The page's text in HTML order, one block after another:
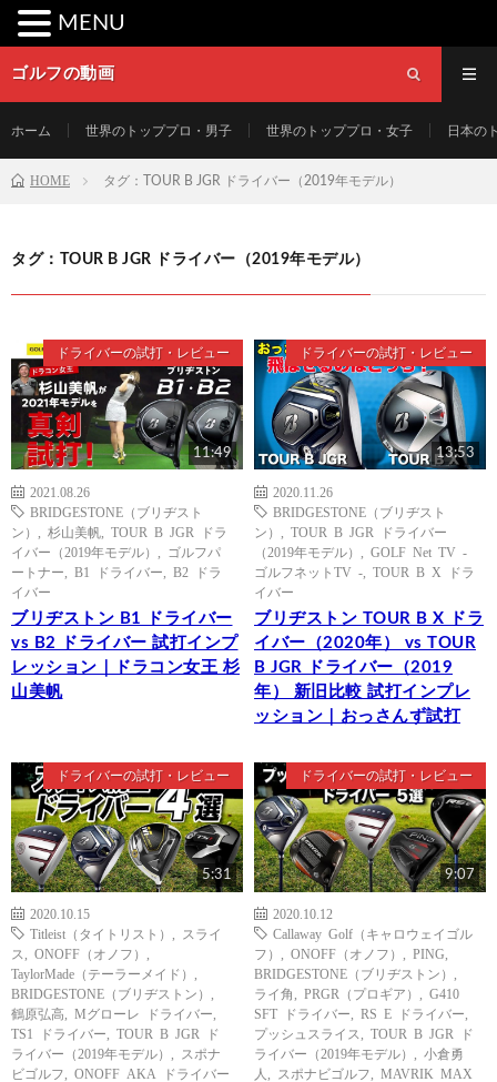
ゴルフの動画
ホーム 世界のトッププロ・男子 世界のトッププロ・女子 日本の
HOME タグ：TOUR B JGR ドライバー（2019年モデル）
タグ：TOUR B JGR ドライバー（2019年モデル）
ドライバーの試打・レビュー
11:49
2021.08.26
BRIDGESTONE（ブリヂスト
ン）
杉山美帆
TOUR B JGR ドラ
イバー（2019年モデル）
ゴルフパ
ートナー
B1 ドライバー
B2 ドラ
イバー
ブリヂストン B1 ドライバー
vs B2 ドライバー 試打インプ
レッション｜ドラコン女王 杉
山美帆
ドライバーの試打・レビュー
13:53
2020.11.26
BRIDGESTONE（ブリヂスト
ン）
TOUR B JGR ドライバー
（2019年モデル）
GOLF Net TV -
ゴルフネットTV -
TOUR B X ドラ
イバー
ブリヂストン TOUR B X ドラ
イバー（2020年） vs TOUR
B JGR ドライバー（2019
年） 新旧比較 試打インプレ
ッション｜おっさんず試打
ドライバーの試打・レビュー
5:31
2020.10.15
Titleist（タイトリスト）
スライ
ス
ONOFF（オノフ）
TaylorMade（テーラーメイド）
BRIDGESTONE（ブリヂストン）
鶴原弘高
Mグローレ ドライバー
TS1 ドライバー
TOUR B JGR ド
ライバー（2019年モデル）
スポナ
ビゴルフ
ONOFF AKA ドライバー
ドライバーの試打・レビュー
9:07
2020.10.12
Callaway Golf（キャロウェイゴル
フ）
ONOFF（オノフ） PING
BRIDGESTONE（ブリヂストン）
ライ角
PRGR（プロギア）
G410
SFT ドライバー
RS E ドライバー
プッシュスライス
TOUR B JGR ド
ライバー（2019年モデル）
小倉勇
人
スポナビゴルフ
MAVRIK MAX
MENU